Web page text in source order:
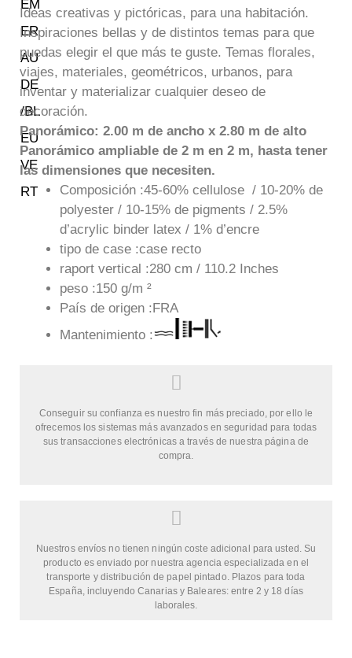
Ideas creativas y pictóricas, para una habitación.
Inspiraciones bellas y de distintos temas para que
puedas elegir el que más te guste. Temas florales,
viajes, materiales, geométricos, urbanos, para
inventar y materializar cualquier deseo de
decoración.
Panorámico: 2.00 m de ancho x 2.80 m de alto
Panorámico ampliable de 2 m en 2 m, hasta tener
las dimensiones que necesiten.
Composición :45-60% cellulose / 10-20% de
polyester / 10-15% de pigments / 2.5%
d’acrylic binder latex / 1% d’encre
tipo de case :case recto
raport vertical :280 cm / 110.2 Inches
peso :150 g/m ²
País de origen :FRA
Mantenimiento :
Conseguir su confianza es nuestro fin más preciado, por ello le
ofrecemos los sistemas más avanzados en seguridad para todas
sus transacciones electrónicas a través de nuestra página de
compra.
Nuestros envíos no tienen ningún coste adicional para usted. Su
producto es enviado por nuestra agencia especializada en el
transporte y distribución de papel pintado. Plazos para toda
España, incluyendo Canarias y Baleares: entre 2 y 18 días
laborales.